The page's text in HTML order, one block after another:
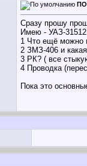
Сразу прошу
Имею - УАЗ-
1 Что ещё можно
2 ЗМЗ-406 и
3 РК? ( все
4 Проводка
Пока это